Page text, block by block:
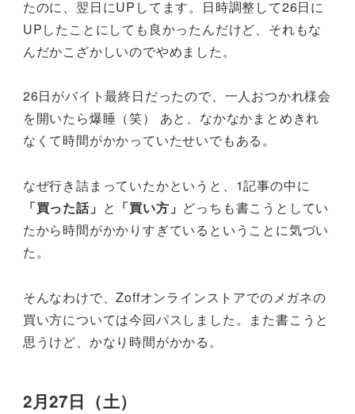
たのに、翌日にUPしてます。日時調整して26日に
UPしたことにしても良かったんだけど、それもな
んだかこざかしいのでやめました。
26日がバイト最終日だったので、一人おつかれ様会
を開いたら爆睡（笑） あと、なかなかまとめきれ
なくて時間がかかっていたせいでもある。
なぜ行き詰まっていたかというと、1記事の中に
「買った話」 と 「買い方」 どっちも書こうとしてい
たから時間がかかりすぎているということに気づい
た。
そんなわけで、Zoffオンラインストアでのメガネの
買い方については今回パスしました。また書こうと
思うけど、かなり時間がかかる。
2月27日（土）